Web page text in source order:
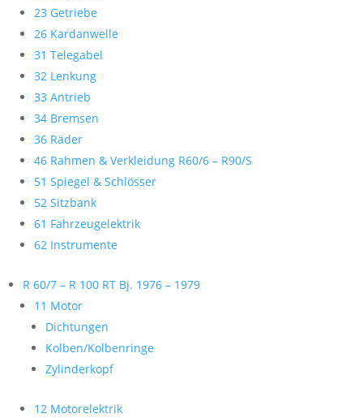
23 Getriebe
26 Kardanwelle
31 Telegabel
32 Lenkung
33 Antrieb
34 Bremsen
36 Räder
46 Rahmen & Verkleidung R60/6 – R90/S
51 Spiegel & Schlösser
52 Sitzbank
61 Fahrzeugelektrik
62 Instrumente
R 60/7 – R 100 RT Bj. 1976 – 1979
11 Motor
Dichtungen
Kolben/Kolbenringe
Zylinderkopf
12 Motorelektrik